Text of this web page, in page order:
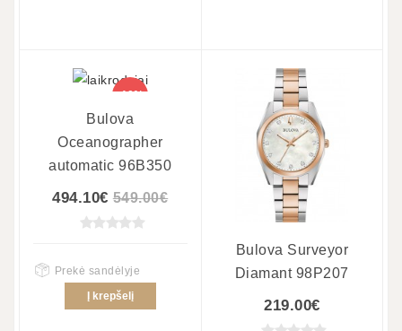
-10%
Bulova
Oceanographer
automatic 96B350
494.10€ 549.00€
Prekė sandėlyje
Į krepšelį
Bulova Surveyor
Diamant 98P207
219.00€